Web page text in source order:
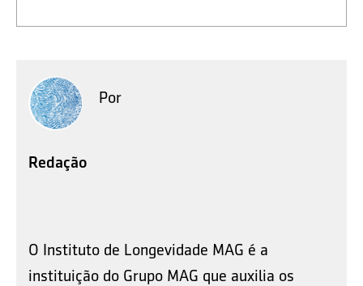
Por
Redação
O Instituto de Longevidade MAG é a
instituição do Grupo MAG que auxilia os